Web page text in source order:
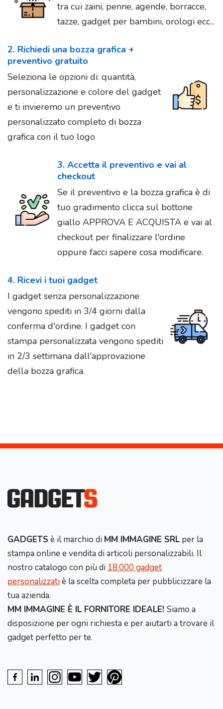
tra cui zaini, penne, agende, borracce,
tazze, gadget per bambini, orologi ecc...
2. Richiedi una bozza grafica +
preventivo gratuito
Seleziona le opzioni di: quantità,
personalizzazione e colore del gadget
e ti invieremo un preventivo
personalizzato completo di bozza
grafica con il tuo logo
3. Accetta il preventivo e vai al
checkout
Se il preventivo e la bozza grafica è di
tuo gradimento clicca sul bottone
giallo APPROVA E ACQUISTA e vai al
checkout per finalizzare l'ordine
oppure facci sapere cosa modificare.
4. Ricevi i tuoi gadget
I gadget senza personalizzazione
vengono spediti in 3/4 giorni dalla
conferma d'ordine. I gadget con
stampa personalizzata vengono spediti
in 2/3 settimana dall'approvazione
della bozza grafica.
GADGETS è il marchio di MM IMMAGINE SRL per la
stampa online e vendita di articoli personalizzabili. Il
nostro catalogo con più di 18.000 gadget
personalizzatiè la scelta completa per pubblicizzare la
tua azienda.
MM IMMAGINE È IL FORNITORE IDEALE! Siamo a
disposizione per ogni richiesta e per aiutarti a trovare il
gadget perfetto per te.